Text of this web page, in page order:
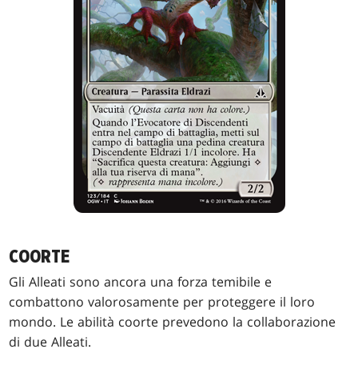
COORTE
Gli Alleati sono ancora una forza temibile e
combattono valorosamente per proteggere il loro
mondo. Le abilità coorte prevedono la collaborazione
di due Alleati.